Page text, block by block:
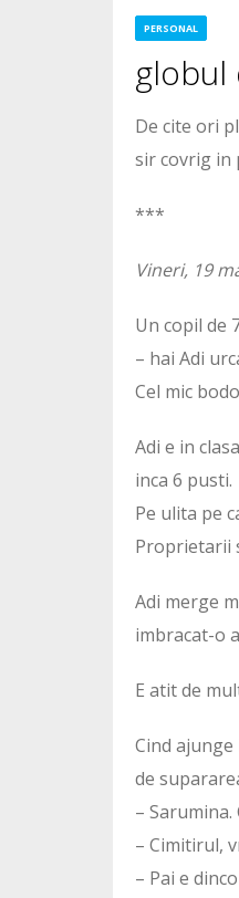
PERSONAL
globul
De cite ori
sir covrig in
***
Vineri, 19
Un copil de
– hai Adi
Cel mic
Adi e in
inca 6 pusti.
Pe ulita pe
Proprietarii
Adi merge
imbracat-o
E atit de
Cind
de
– Sarumina.
– Cimitirul,
– Pai e